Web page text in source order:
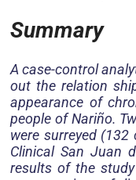
Summary
A case-control
out the relation
appearance of
people of Nariño.
were surreyed
Clinical San Juan
results of the